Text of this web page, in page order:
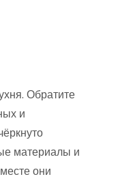
Обратите
и
материалы и
они